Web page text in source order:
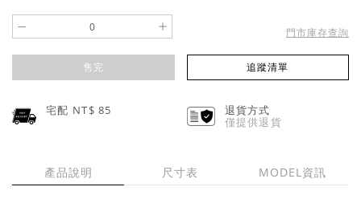
- + 門市庫存查詢
售完 追蹤清單
宅配 NT$85
退貨方式
僅提供退貨
產品說明 尺寸表 MODEL資訊